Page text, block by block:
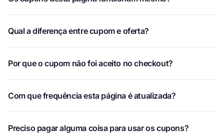
Qual a diferença entre cupom e oferta?
Por que o cupom não foi aceito no checkout?
Com que frequência esta página é atualizada?
Preciso pagar alguma coisa para usar os cupons?